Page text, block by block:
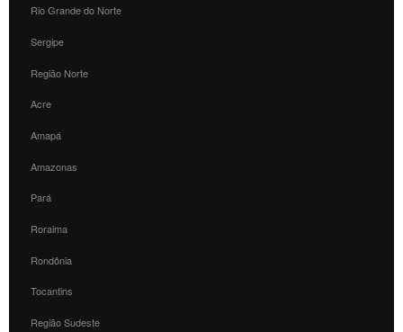
Rio Grande do Norte
Sergipe
Região Norte
Acre
Amapá
Amazonas
Pará
Roraima
Rondônia
Tocantins
Região Sudeste